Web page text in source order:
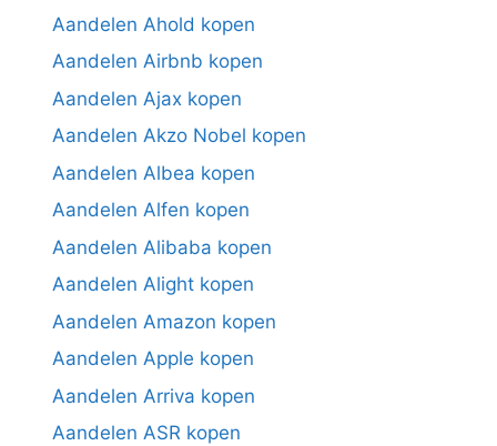
Aandelen Ahold kopen
Aandelen Airbnb kopen
Aandelen Ajax kopen
Aandelen Akzo Nobel kopen
Aandelen Albea kopen
Aandelen Alfen kopen
Aandelen Alibaba kopen
Aandelen Alight kopen
Aandelen Amazon kopen
Aandelen Apple kopen
Aandelen Arriva kopen
Aandelen ASR kopen